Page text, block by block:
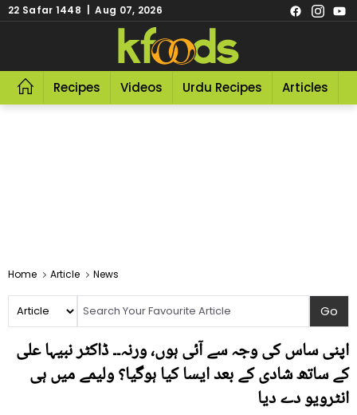
22 Safar 1448 | Aug 07, 2026
Recipes Videos Urdu Recipes Articles
Home Article News
اپنی ساس کی وجہ سے آئی ہوں، ورنہ۔۔ ڈاکٹر نبیہا علی
کے ساتھ شادی کے بعد ایسا کیا ہوگیا؟ ولیمے میں ہی
انٹرویو دے دیا